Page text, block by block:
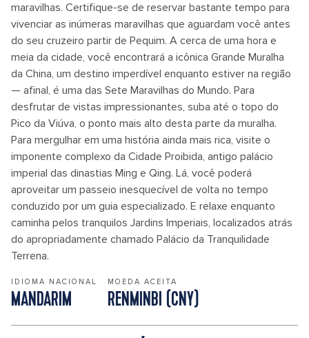
maravilhas. Certifique-se de reservar bastante tempo para
vivenciar as inúmeras maravilhas que aguardam você antes
do seu cruzeiro partir de Pequim. A cerca de uma hora e
meia da cidade, você encontrará a icônica Grande Muralha
da China, um destino imperdível enquanto estiver na região
— afinal, é uma das Sete Maravilhas do Mundo. Para
desfrutar de vistas impressionantes, suba até o topo do
Pico da Viúva, o ponto mais alto desta parte da muralha.
Para mergulhar em uma história ainda mais rica, visite o
imponente complexo da Cidade Proibida, antigo palácio
imperial das dinastias Ming e Qing. Lá, você poderá
aproveitar um passeio inesquecível de volta no tempo
conduzido por um guia especializado. E relaxe enquanto
caminha pelos tranquilos Jardins Imperiais, localizados atrás
do apropriadamente chamado Palácio da Tranquilidade
Terrena.
IDIOMA NACIONAL
MANDARIM
MOEDA ACEITA
RENMINBI (CNY)